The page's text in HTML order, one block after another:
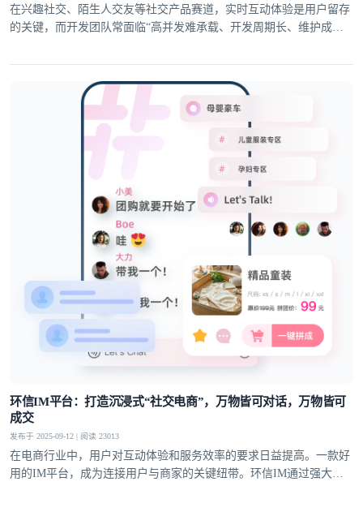
在兴趣社交、陌生人交友等社交产品赛道，实时互动体验是用户留存
的关键，而开发团队常面临“高并发难承载、开发周期长、维护成本
与稳定的技术支撑，成为解决这些痛点的关键，助力开发者高效搭建
适配多场景的实时社交功能
环信IM平台：打造沉浸式“社交电商”，万物皆可对话，万物皆可
成交
发布于 2025-09-12 | 阅读 23013
在电商行业中，用户对互动体验和服务效率的要求日益提高。一款好
用的IM平台，成为连接用户与商家的关键纽带。环信IM通过强大的